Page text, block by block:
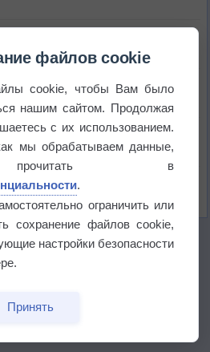
бьют рекорды жары
щедро раздавать своё тепло!
5 августа
файлов cookie
cookie, чтобы Вам было
нашим сайтом. Продолжая
с их использованием.
мы обрабатываем данные,
в
.
ограничить или
сохранение файлов cookie,
настройки безопасности
Принять